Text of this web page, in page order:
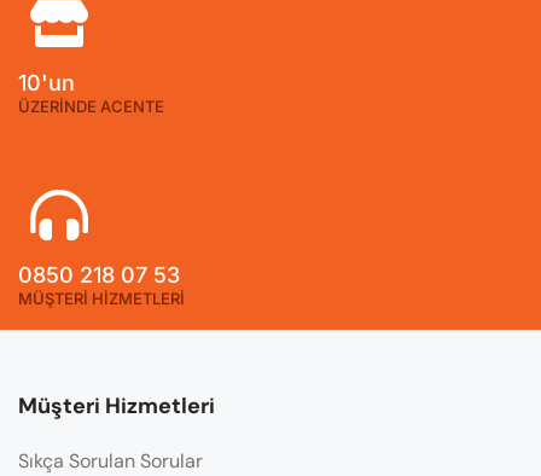
10'un
ÜZERİNDE ACENTE
0850 218 07 53
MÜŞTERİ HİZMETLERİ
Müşteri Hizmetleri
Sıkça Sorulan Sorular